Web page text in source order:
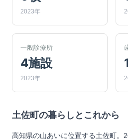
2023年
一般診療所
4施設
2023年
土佐町 の暮らしとこれから
高知県の山あいに位置する土佐町。